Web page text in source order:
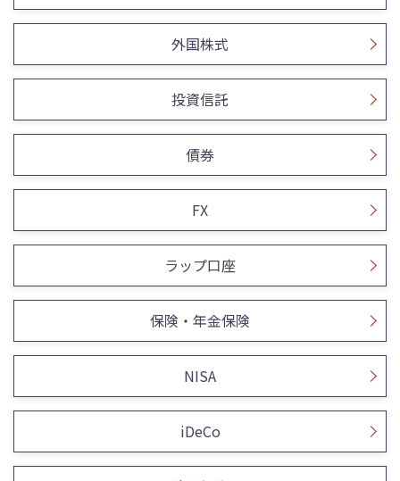
外国株式
投資信託
債券
FX
ラップ口座
保険・年金保険
NISA
iDeCo